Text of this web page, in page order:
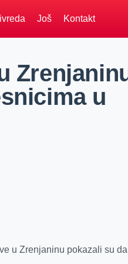
Još Kontakt
u
u Zrenjaninu pokazali su da